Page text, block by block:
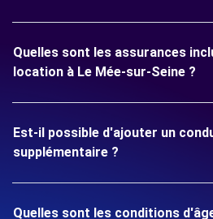
Quelles sont les assurances
location à Le Mée-sur-Seine ?
Est-il possible d'ajouter un
supplémentaire ?
Quelles sont les conditions